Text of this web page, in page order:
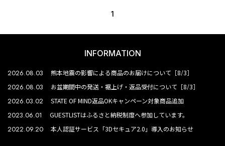
1
INFORMATION
2026.08.03 熊本地震の影響による商品のお届けについて［8/3］
2026.08.03 お盆期間中の発送・裾上げ・返品受付について［8/3］
2026.03.02 STATE OF MIND返品OKキャンペーン対象商品追加
2023.06.01 GUESTLISTはふるさと納税制度へ参加しています。
2022.09.20 本人認証サービス「3Dセキュア2.0」導入のお知らせ